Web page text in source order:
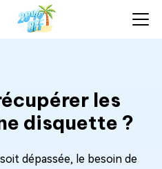
les
disquette ?
dépassée, le besoin de